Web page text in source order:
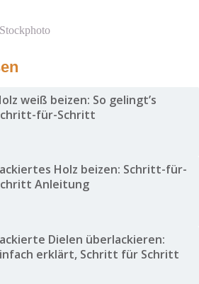
weiß beizen: So gelingt’s
für-Schritt
Holz beizen: Schritt-für-
Anleitung
Dielen überlackieren:
erklärt, Schritt für Schritt